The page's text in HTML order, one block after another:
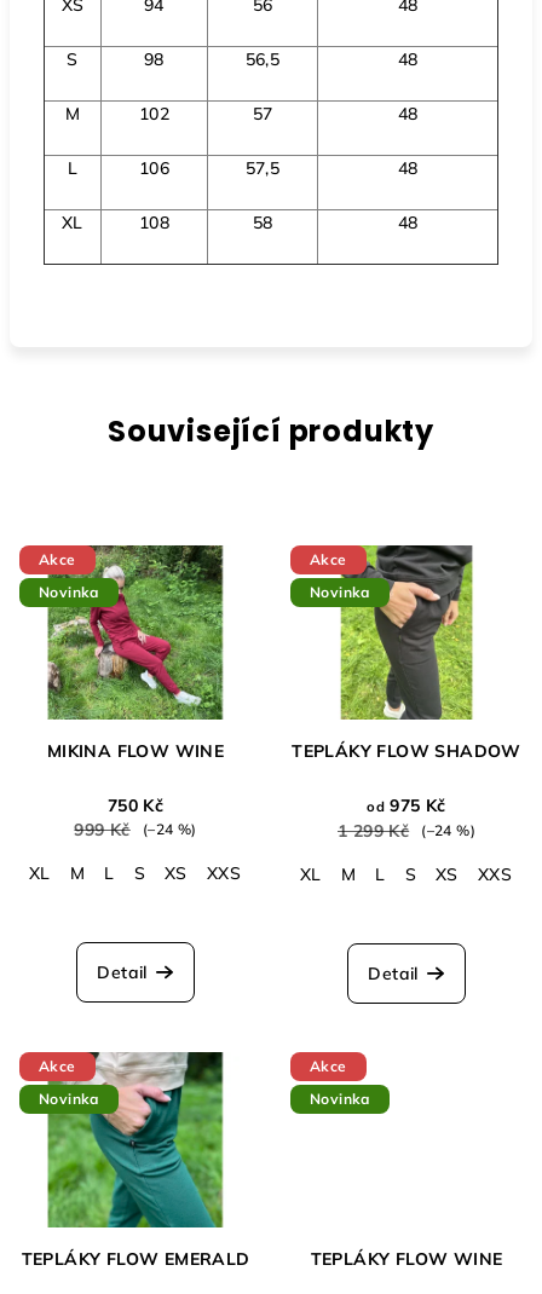
XS 94 56 48
S 98 56,5 48
M 102 57 48
L 106 57,5 48
XL 108 58 48
Související produkty
Akce
Novinka
MIKINA FLOW WINE
750 Kč
999 Kč
(–24 %)
XL M L S XS XXS
Detail
Akce
Novinka
TEPLÁKY FLOW SHADOW
od 975 Kč
1 299 Kč
(–24 %)
XL M L S XS XXS
Detail
Akce
Novinka
TEPLÁKY FLOW EMERALD
Akce
Novinka
TEPLÁKY FLOW WINE